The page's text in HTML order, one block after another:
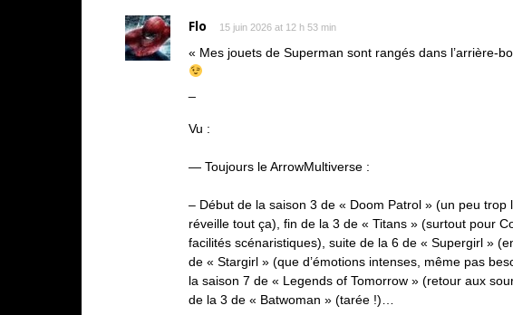
Flo 15 juin 2026 at 12 h 53 min
« Mes jouets de Superman sont rangés dans l’arrière-
Vu :
— Toujours le ArrowMultiverse :
– Début de la saison 3 de « Doom Patrol » (un peu trop
réveille tout ça), fin de la 3 de « Titans » (surtout pour
facilités scénaristiques), suite de la 6 de « Supergirl »
de « Stargirl » (que d’émotions intenses, même pas
la saison 7 de « Legends of Tomorrow » (retour aux
de la 3 de « Batwoman » (tarée !)…